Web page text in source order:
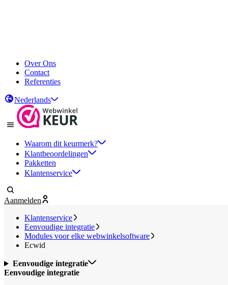
Over Ons
Contact
Referenties
Nederlands
Waarom dit keurmerk?
Klantbeoordelingen
Pakketten
Klantenservice
Aanmelden
Klantenservice
Eenvoudige integratie
Modules voor elke webwinkelsoftware
Ecwid
Eenvoudige integratie
Eenvoudige integratie